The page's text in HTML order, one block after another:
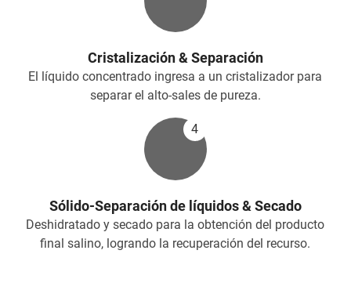
Cristalización & Separación
El líquido concentrado ingresa a un cristalizador para
separar el alto-sales de pureza.
4
Sólido-Separación de líquidos & Secado
Deshidratado y secado para la obtención del producto
final salino, logrando la recuperación del recurso.